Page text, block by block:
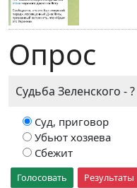
Опрос
Судьба Зеленского - ?
Суд, приговор
Убьют хозяева
Сбежит
Голосовать Результаты